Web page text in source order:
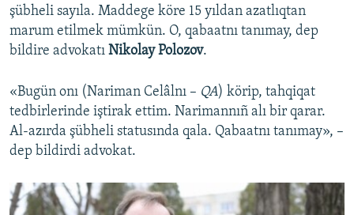
şübheli sayıla. Maddege köre 15 yıldan azatlıqtan
marum etilmek mümkün. O, qabaatnı tanımay, dep
bildire advokatı Nikolay Polozov.
«Bugün onı (Nariman Celâlnı – QA) körip, tahqiqat
tedbirlerinde iştirak ettim. Narimannıñ alı bir qarar.
Al-azırda şübheli statusında qala. Qabaatnı tanımay», –
dep bildirdi advokat.